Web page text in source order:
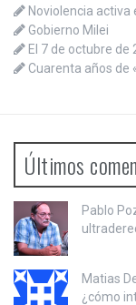
Noviolencia activa
Gobierno Milei
El 7 de octubre
Cuarenta años de
Últimos
Pablo
Matias
¿cómo